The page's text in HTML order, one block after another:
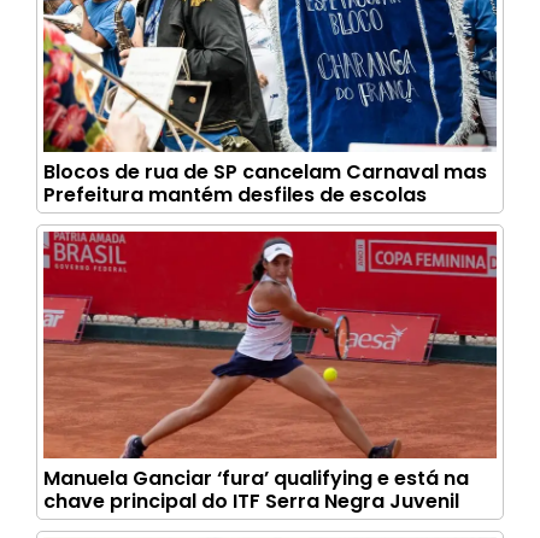
Blocos de rua de SP cancelam Carnaval mas
Prefeitura mantém desfiles de escolas
Manuela Ganciar ‘fura’ qualifying e está na
chave principal do ITF Serra Negra Juvenil